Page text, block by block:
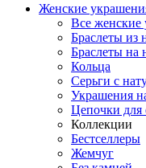
Женские
Все женские
Браслеты из
Браслеты на
Кольца
Серьги с
Украшения
Цепочки для
Коллекции
Бестселлеры
Жемчуг